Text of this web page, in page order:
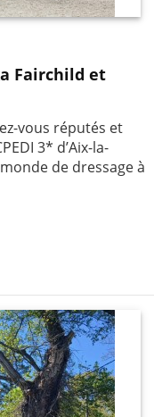
Fairchild et
vous réputés et
3* d’Aix-la-
de dressage à